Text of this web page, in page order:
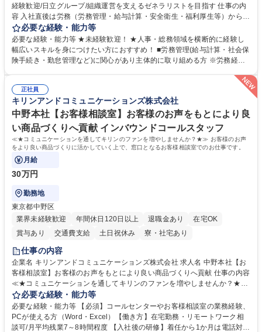
経験歓迎/日立グループ/組織運営を支えるゼネラリストを目指す 仕事の内
容 入社直後は労務（労務管理・給与計算・安全衛生・福利厚生等）からお
任せいたします。将来は総務・採用・教育業務へ守備範囲を広げ、組織運
営を支えるゼネラリストをめざせます。 ・初期業務：労働時間管理、給与
計算、社会保険対応、福利厚生管理、安全衛生、健康経営推進等をお任せ
します。ご経験に応じて、休職者管理など、幅広く経験を積んでいただき
★メンバーがマンツーマンで丁寧に教えるため、ご経験が浅くても安心！
幅広く経験を積みたい意欲がある方に最適な環境です。 募集職種 【総
務・人事】未経験歓迎/日立グループ/組織運営を支えるゼネラリストを目
指す
必要な経験・能力等
必要な経験・能力等 ★未経験歓迎！ ★人事・総務領域を横断的に経験し
幅広いスキルを身につけたい方におすすめ！ ■労務管理(給与計算・社会保
険手続き・勤怠管理など)に関心があり主体的に取り組める方 ※労務経験
マネジメント職として活躍したい 【尚可】■人事、労務、採用、教育業務
のご経験 ■労務管理（給与計算・社会保険手続き・勤怠管理など）の経験
■衛生管理者の資格をお持ちの方 学歴・資格 学歴：大学院 大学 高専 短大
専修学校 高校 語学力： 資格：
正社員
キリンアンドコミュニケーションズ株式会社
中野本社【お客様相談室】お客様のお声をもとにより良
い商品づくりへ貢献 インバウンドコールスタッフ
≪★コミュニケーションを通してキリンのファンを増やしませんか？★≫ お客様のお声
をより良い商品づくりに活かしていく上で、窓口となるお客様相談室でのお仕事です。
月給
30万円
勤務地
東京都中野区
業界未経験歓迎
年間休日120日以上 退職金あり
在宅OK
賞与あり
交通費支給 土日祝休み 寮・社宅あり
仕事の内容
企業名 キリンアンドコミュニケーションズ株式会社 求人名 中野本社【お
客様相談室】お客様のお声をもとにより良い商品づくりへ貢献 仕事の内容
≪★コミュニケーションを通してキリンのファンを増やしませんか？★≫
お客様のお声をより良い商品づくりに活かしていく上で、窓口となるお客
様相談室でのお仕事です。 日々お客様からいただくキリングループへのご
意見を、企業活動に活かしています。お客様からの声に迅速かつ誠意をも
って対応、情報提供するとともにグループ内活動に反映しています。 【具
必要な経験・能力等
必要な経験・能力等 【必須】コールセンターやお客様相談室の業務経験、
PCが使える方（Word・Excel）【働き方】在宅勤務・リモートワーク相
談可/月平均残業7～8時間程度 【入社後の研修】着任から1か月は電話対応